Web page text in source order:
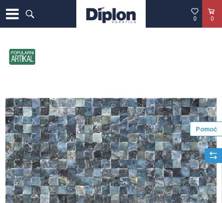
0
0
Pomoć